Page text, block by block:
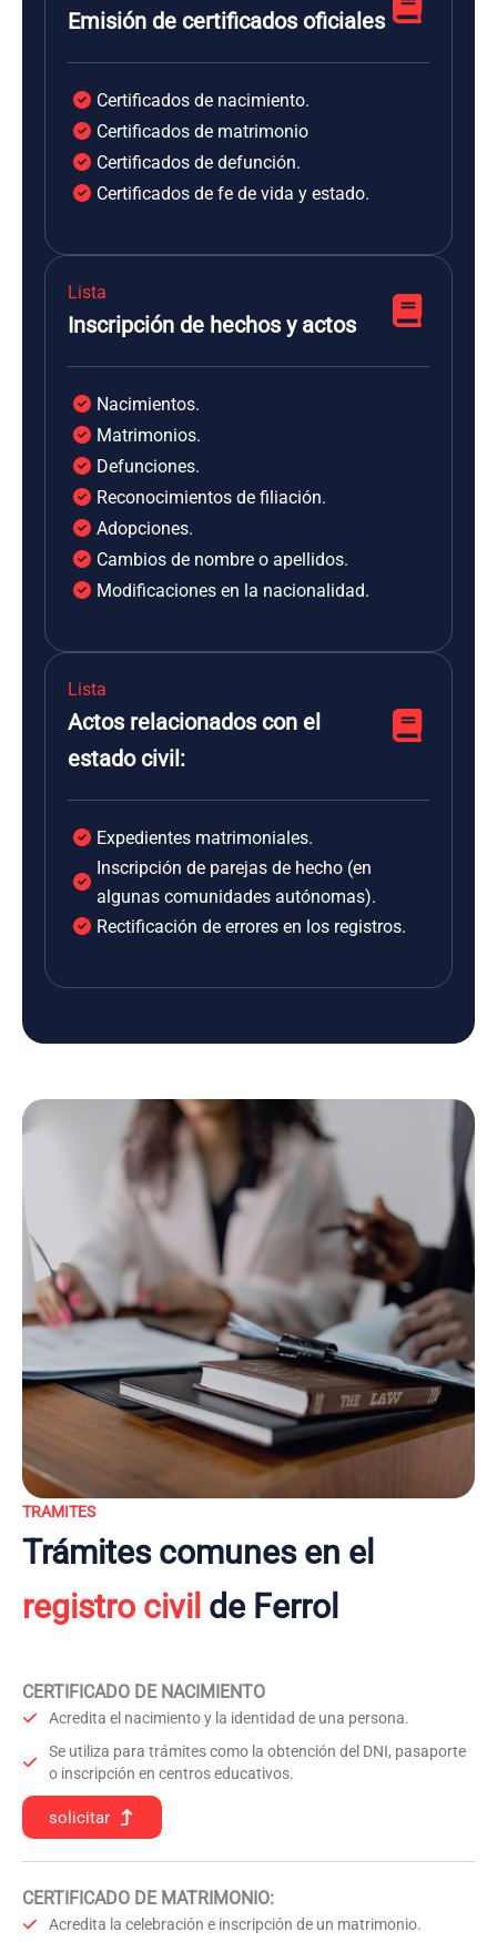
Emisión de certificados oficiales
Certificados de nacimiento.
Certificados de matrimonio
Certificados de defunción.
Certificados de fe de vida y estado.
Lista
Inscripción de hechos y actos
Nacimientos.
Matrimonios.
Defunciones.
Reconocimientos de filiación.
Adopciones.
Cambios de nombre o apellidos.
Modificaciones en la nacionalidad.
Lista
Actos relacionados con el
estado civil:
Expedientes matrimoniales.
Inscripción de parejas de hecho (en
algunas comunidades autónomas).
Rectificación de errores en los registros.
TRAMITES
Trámites comunes en el
registro civil de Ferrol
CERTIFICADO DE NACIMIENTO
Acredita el nacimiento y la identidad de una persona.
Se utiliza para trámites como la obtención del DNI, pasaporte
o inscripción en centros educativos.
solicitar
CERTIFICADO DE MATRIMONIO:
Acredita la celebración e inscripción de un matrimonio.